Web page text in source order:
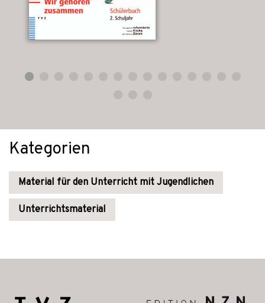
Kategorien
Material für den Unterricht mit Jugendlichen
Unterrichtsmaterial